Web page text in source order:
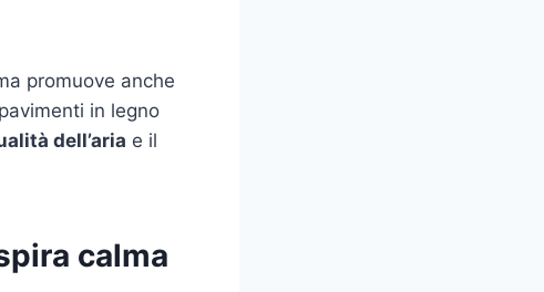
promuove anche
in legno
dell’aria e il
calma